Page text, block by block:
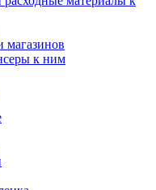
магазинов
к ним